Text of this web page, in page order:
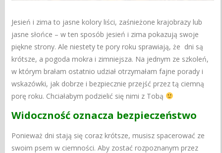
Jesień i zima to jasne kolory liści, zaśnieżone krajobrazy lub
jasne słońce – w ten sposób jesień i zima pokazują swoje
piękne strony.Ale niestety te pory roku sprawiają, że dni są
krótsze, a pogoda mokra i zimniejsza. Na jednym ze szkoleń,
w którym brałam ostatnio udział otrzymałam fajne porady i
wskazówki, jak dobrze i bezpiecznie przejść przez tą ciemną
porę roku. Chciałabym podzielić się nimi z Tobą
Widoczność oznacza bezpieczeństwo
Ponieważ dni stają się coraz krótsze, musisz spacerować ze
swoim psem w ciemności.Aby zostać rozpoznanym przez